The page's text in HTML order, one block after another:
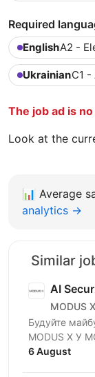
Required
EnglishA2 -
UkrainianC1 -
The job ad is
Look at the
📊 Average
analytics →
Similar
AI
MODUS X
Будуйте
MODUS X У MODUS X ми не просто впроваджуємо
технології —
6 August